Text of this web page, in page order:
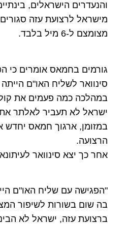
והנעדרים הישראלים,
מישראל לרצועת עזה
מצומצם ל-6 מיל בלבד.
גורמים בחמאס אומרים כי
סינוואר לשליח האו"ם
במהלכה כמה פעמים את
ישראל לא תעביר לאלתר
במזומן, ארגוך חמאס
הרצועה.
אחר כך יצא סינוואר
"הפגישה עם שליח האו"ם
בה שום בשורות לשיפור
ברצועת עזה, ישראל לא